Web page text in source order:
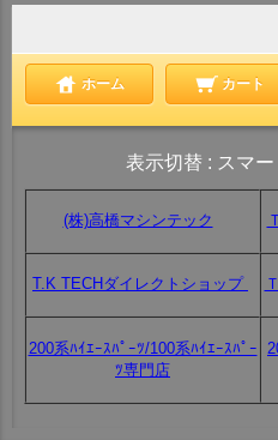
ホーム カート
表示切替 : スマ
(株)高橋マシンテック
T.K TECHダイレクトショップ
200系ﾊｲｴｰｽﾊﾟｰﾂ/100系ﾊｲｴｰｽﾊﾟｰ
ﾂ専門店